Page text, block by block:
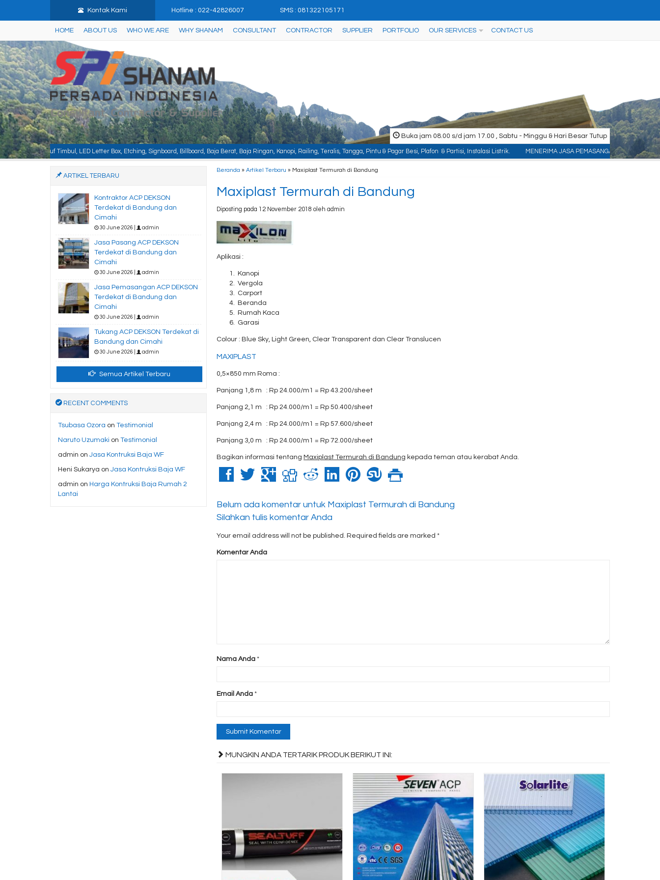
Kontak Kami Hotline : 022-42826007 SMS : 081322105171
HOME ABOUT US WHO WE ARE WHY SHANAM CONSULTANT CONTRACTOR SUPPLIER PORTFOLIO OUR SERVICES CONTACT US
Buka jam 08.00 s/d jam 17.00 , Sabtu - Minggu & Hari Besar Tutup
Huruf Timbul, LED Letter Box, Etching, Signboard, Billboard, Baja Berat, Baja Ringan, Kanopi, Railing, Teralis, Tangga, Pintu & Pagar Besi, Plafon & Partisi, Instalasi Listrik. MENERIMA JASA PEMASANGAN KONTRUKSI : ACP/
Beranda »Artikel Terbaru » Maxiplast Termurah di Bandung
Maxiplast Termurah di Bandung
Diposting pada 12 November 2018 oleh admin
Aplikasi :
Kanopi
Vergola
Carport
Beranda
Rumah Kaca
Garasi
Colour : Blue Sky, Light Green, Clear Transparent dan Clear Translucen
MAXIPLAST
0,5×850 mm Roma :
Panjang 1,8 m : Rp 24.000/m1 = Rp 43.200/sheet
Panjang 2,1 m : Rp 24.000/m1 = Rp 50.400/sheet
Panjang 2,4 m : Rp 24.000/m1 = Rp 57.600/sheet
Panjang 3,0 m : Rp 24.000/m1 = Rp 72.000/sheet
Bagikan informasi tentangMaxiplast Termurah di Bandung kepada teman atau kerabat Anda.
Belum ada komentar untuk Maxiplast Termurah di Bandung
Silahkan tulis komentar Anda
Your email address will not be published. Required fields are marked*
Komentar Anda
Nama Anda *
Email Anda *
MUNGKIN ANDA TERTARIK PRODUK BERIKUT INI:
ARTIKEL TERBARU
Kontraktor ACP DEKSON
Terdekat di Bandung dan
Cimahi
30 June 2026 | admin
Jasa Pasang ACP DEKSON
Terdekat di Bandung dan
Cimahi
30 June 2026 | admin
Jasa Pemasangan ACP DEKSON
Terdekat di Bandung dan
Cimahi
30 June 2026 | admin
Tukang ACP DEKSON Terdekat di
Bandung dan Cimahi
30 June 2026 | admin
Semua Artikel Terbaru
RECENT COMMENTS
Tsubasa Ozora on Testimonial
Naruto Uzumaki on Testimonial
admin on Jasa Kontruksi Baja WF
Heni Sukarya on Jasa Kontruksi Baja WF
admin on Harga Kontruksi Baja Rumah 2
Lantai